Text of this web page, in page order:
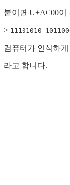
붙이면 U+AC00이
> 11101010
컴퓨터가 인식하
라고 합니다.